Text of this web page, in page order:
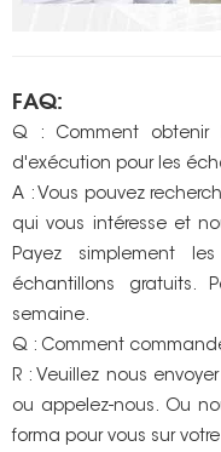
FAQ:
Q : Comment obtenir
d'exécution pour les
A : Vous pouvez
qui vous intéresse et
Payez simplement
échantillons gratuits.
semaine.
Q : Comment
R : Veuillez nous
ou appelez-nous. Ou
forma pour vous sur